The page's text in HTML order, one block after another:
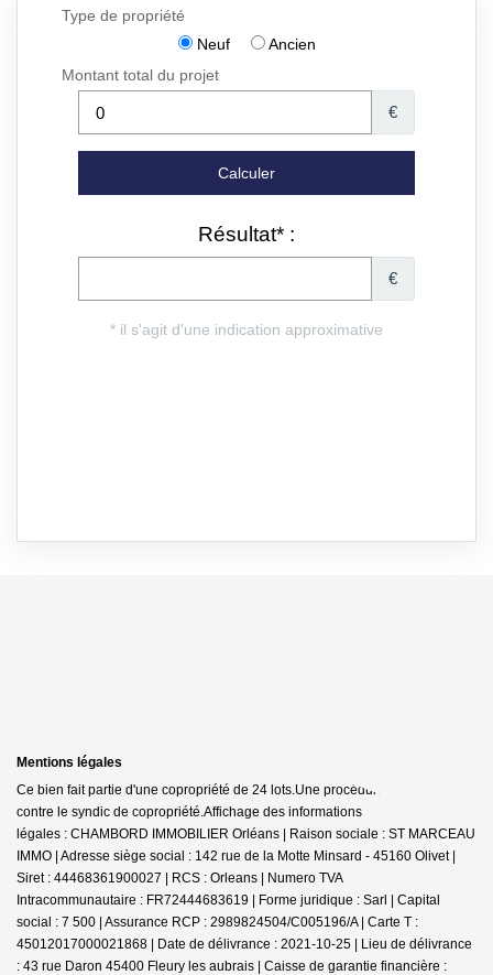
Mentions légales
Ce bien fait partie d'une copropriété de 24 lots.Une procédure est en cours
contre le syndic de copropriété.Affichage des informations
légales : CHAMBORD IMMOBILIER Orléans | Raison sociale : ST MARCEAU
IMMO | Adresse siège social : 142 rue de la Motte Minsard - 45160 Olivet |
Siret : 44468361900027 | RCS : Orleans | Numero TVA
Intracommunautaire : FR72444683619 | Forme juridique : Sarl | Capital
social : 7 500 | Assurance RCP : 2989824504/C005196/A | Carte T :
45012017000021868 | Date de délivrance : 2021-10-25 | Lieu de délivrance
: 43 rue Daron 45400 Fleury les aubrais | Caisse de garantie financière :